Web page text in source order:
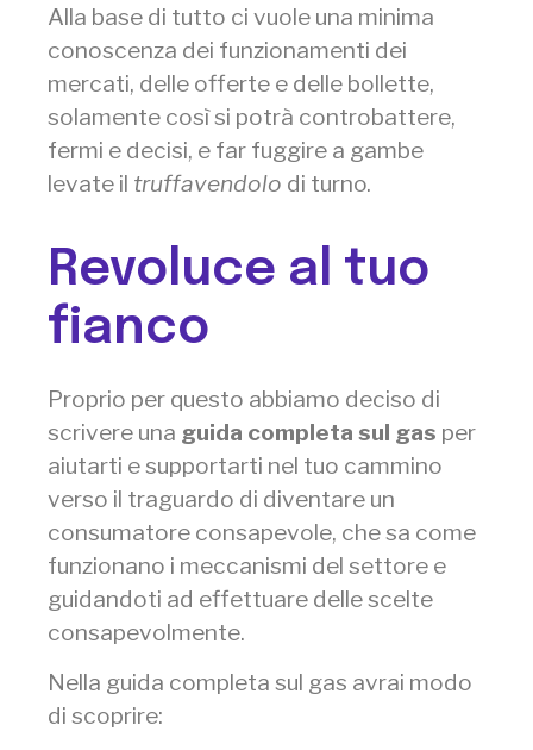
Alla base di tutto ci vuole una minima
conoscenza dei funzionamenti dei
mercati, delle offerte e delle bollette,
solamente così si potrà controbattere,
fermi e decisi, e far fuggire a gambe
levate il truffavendolo di turno.
Revoluce al tuo
fianco
Proprio per questo abbiamo deciso di
scrivere una guida completa sul gas per
aiutarti e supportarti nel tuo cammino
verso il traguardo di diventare un
consumatore consapevole, che sa come
funzionano i meccanismi del settore e
guidandoti ad effettuare delle scelte
consapevolmente.
Nella guida completa sul gas avrai modo
di scoprire: